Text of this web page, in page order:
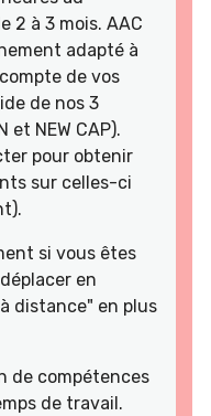
2 à 3 mois. AAC
adapté à
de vos
de nos 3
et NEW CAP).
pour obtenir
sur celles-ci
si vous êtes
en
distance" en plus
de compétences
de travail.